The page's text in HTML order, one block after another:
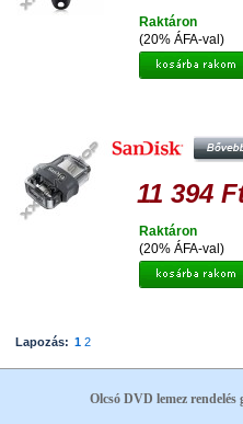
(20% ÁFA-val)
Raktáron
USB - ANDROID
TABLET
11 394
(20% ÁFA-val)
Raktáron
Lapozás: 1 2
Olcsó DVD lemez